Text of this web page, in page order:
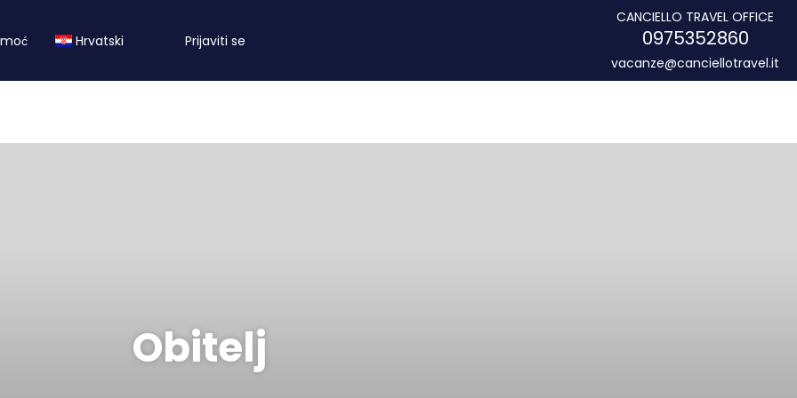
Hrvatski Prijaviti se
CANCIELLO TRAVEL OFFICE
0975352860
vacanze@canciellotravel.it
Obitelj